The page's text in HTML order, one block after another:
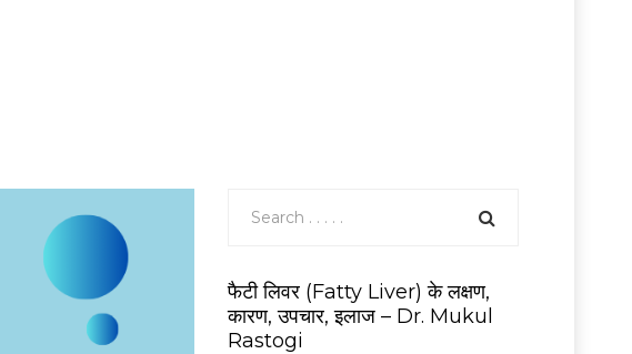
फैटी लिवर (Fatty Liver) के लक्षण,
कारण, उपचार, इलाज – Dr. Mukul
Rastogi